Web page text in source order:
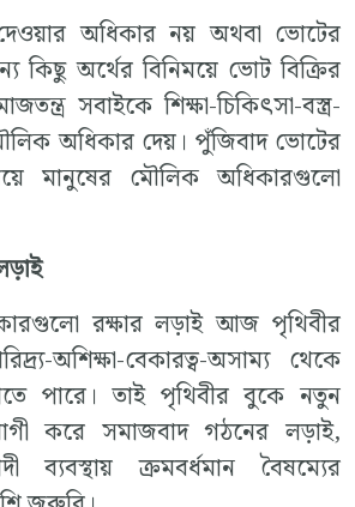
অধিকার নয় অথবা ভোটের
কিছু অর্থের বিনিময়ে ভোট বিক্রির
সবাইকে শিক্ষা-চিকিৎসা-বস্ত্র-
অধিকার দেয়। পুঁজিবাদ ভোটের
মানুষের মৌলিক অধিকারগুলো
রক্ষার লড়াই আজ পৃথিবীর
অশিক্ষা-বেকারত্ব-অসাম্য থেকে
পারে। তাই পৃথিবীর বুকে নতুন
করে সমাজবাদ গঠনের লড়াই,
ক্রমবর্ধমান বৈষম্যের